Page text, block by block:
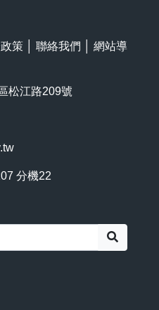
策 聯絡我們
網站導
松江路209號
分機22